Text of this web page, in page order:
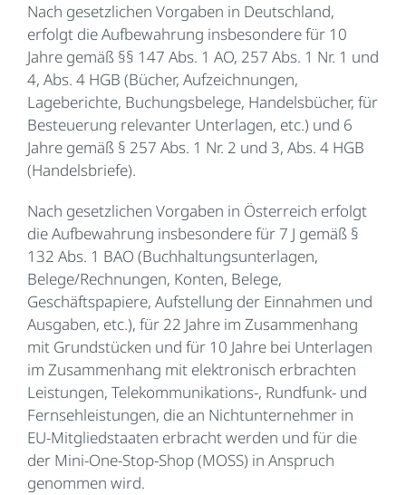
Nach gesetzlichen Vorgaben in Deutschland,
erfolgt die Aufbewahrung insbesondere für 10
Jahre gemäß §§ 147 Abs. 1 AO, 257 Abs. 1 Nr. 1 und
4, Abs. 4 HGB (Bücher, Aufzeichnungen,
Lageberichte, Buchungsbelege, Handelsbücher, für
Besteuerung relevanter Unterlagen, etc.) und 6
Jahre gemäß § 257 Abs. 1 Nr. 2 und 3, Abs. 4 HGB
(Handelsbriefe).
Nach gesetzlichen Vorgaben in Österreich erfolgt
die Aufbewahrung insbesondere für 7 J gemäß §
132 Abs. 1 BAO (Buchhaltungsunterlagen,
Belege/Rechnungen, Konten, Belege,
Geschäftspapiere, Aufstellung der Einnahmen und
Ausgaben, etc.), für 22 Jahre im Zusammenhang
mit Grundstücken und für 10 Jahre bei Unterlagen
im Zusammenhang mit elektronisch erbrachten
Leistungen, Telekommunikations-, Rundfunk- und
Fernsehleistungen, die an Nichtunternehmer in
EU-Mitgliedstaaten erbracht werden und für die
der Mini-One-Stop-Shop (MOSS) in Anspruch
genommen wird.